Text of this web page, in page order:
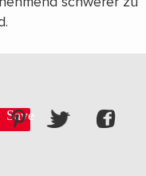
Save